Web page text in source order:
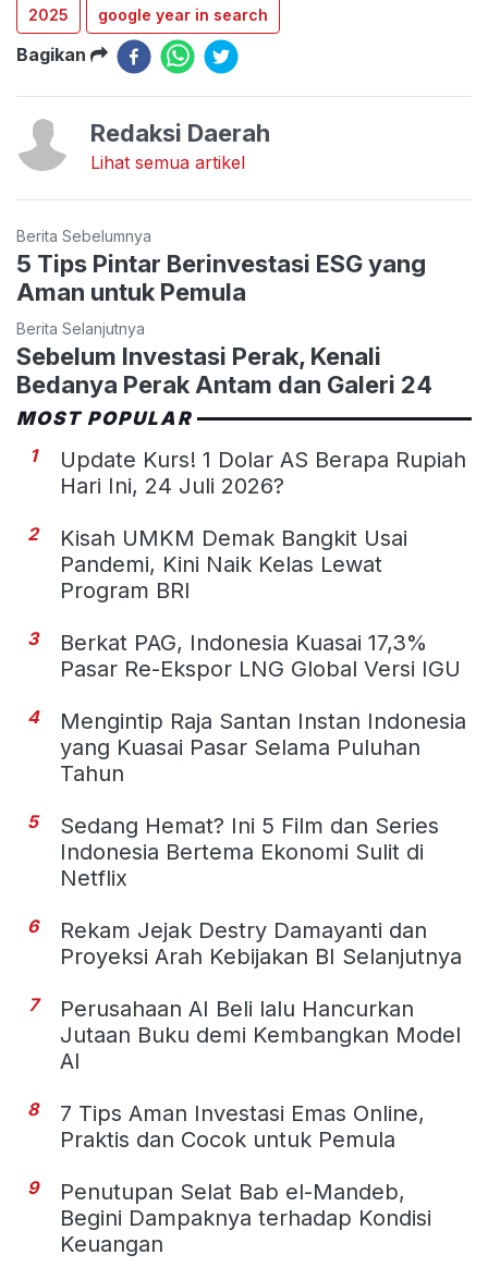
2025 google year in search
Bagikan
Redaksi Daerah
Lihat semua artikel
Berita Sebelumnya
5 Tips Pintar Berinvestasi ESG yang
Aman untuk Pemula
Berita Selanjutnya
Sebelum Investasi Perak, Kenali
Bedanya Perak Antam dan Galeri 24
MOST POPULAR
1
Update Kurs! 1 Dolar AS Berapa Rupiah
Hari Ini, 24 Juli 2026?
2
Kisah UMKM Demak Bangkit Usai
Pandemi, Kini Naik Kelas Lewat
Program BRI
3
Berkat PAG, Indonesia Kuasai 17,3%
Pasar Re-Ekspor LNG Global Versi IGU
4
Mengintip Raja Santan Instan Indonesia
yang Kuasai Pasar Selama Puluhan
Tahun
5
Sedang Hemat? Ini 5 Film dan Series
Indonesia Bertema Ekonomi Sulit di
Netflix
6
Rekam Jejak Destry Damayanti dan
Proyeksi Arah Kebijakan BI Selanjutnya
7
Perusahaan AI Beli lalu Hancurkan
Jutaan Buku demi Kembangkan Model
AI
8
7 Tips Aman Investasi Emas Online,
Praktis dan Cocok untuk Pemula
9
Penutupan Selat Bab el-Mandeb,
Begini Dampaknya terhadap Kondisi
Keuangan